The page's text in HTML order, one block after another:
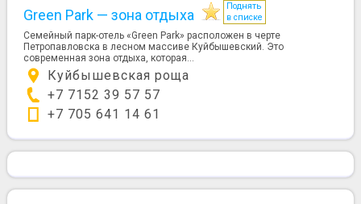
Green Park — зона отдыха
Поднять
в списке
Семейный парк-отель «Green Park» расположен в черте
Петропавловска в лесном массиве Куйбышевский. Это
современная зона отдыха, которая...
Куйбышевская роща
+7 7152 39 57 57
+7 705 641 14 61